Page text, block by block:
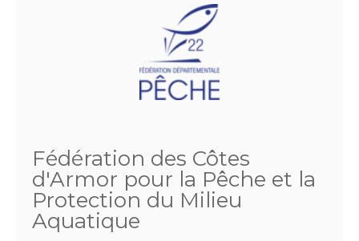
Fédération des Côtes
d'Armor pour la Pêche et la
Protection du Milieu
Aquatique